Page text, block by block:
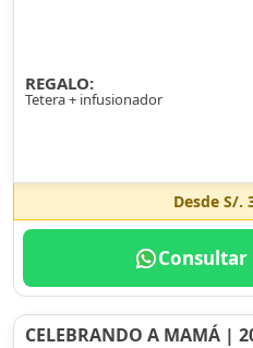
REGALO:
Tetera + infusionador
Desde S/.
CELEBRANDO A MAMÁ |